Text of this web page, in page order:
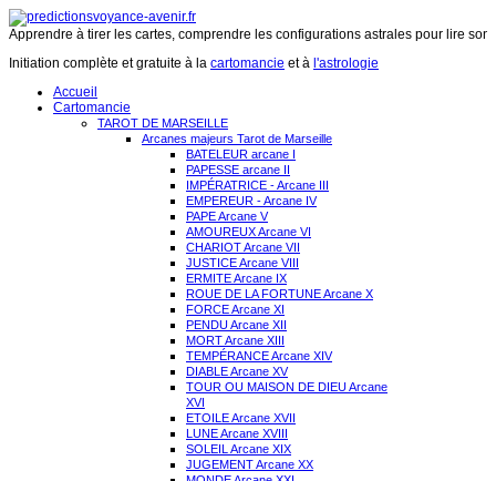
Apprendre à tirer les cartes, comprendre les configurations astrales pour lire
Initiation complète et gratuite à la cartomancie et à l'astrologie
Accueil
Cartomancie
TAROT DE MARSEILLE
Arcanes majeurs Tarot de Marseille
BATELEUR arcane I
PAPESSE arcane II
IMPÉRATRICE - Arcane III
EMPEREUR - Arcane IV
PAPE Arcane V
AMOUREUX Arcane VI
CHARIOT Arcane VII
JUSTICE Arcane VIII
ERMITE Arcane IX
ROUE DE LA FORTUNE Arcane X
FORCE Arcane XI
PENDU Arcane XII
MORT Arcane XIII
TEMPÉRANCE Arcane XIV
DIABLE Arcane XV
TOUR OU MAISON DE DIEU Arcane
XVI
ETOILE Arcane XVII
LUNE Arcane XVIII
SOLEIL Arcane XIX
JUGEMENT Arcane XX